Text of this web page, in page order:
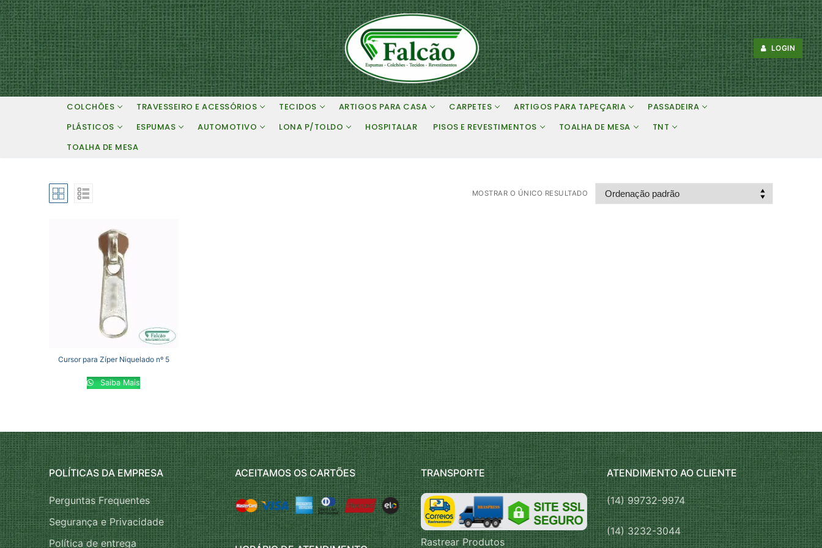
Pular
para
o
conteúdo
LOGIN
COLCHÕES TRAVESSEIRO E ACESSÓRIOS TECIDOS ARTIGOS PARA CASA CARPETES ARTIGOS PARA TAPEÇARIA
PASSADEIRA
PLÁSTICOS
ESPUMAS AUTOMOTIVO LONA P/TOLDO HOSPITALAR PISOS E REVESTIMENTOS TOALHA DE MESA
TNT
TOALHA DE MESA
MOSTRAR O ÚNICO RESULTADO
Cursor para Zíper Niquelado nº 5
Saiba Mais
POLÍTICAS DA EMPRESA
Perguntas Frequentes
Segurança e Privacidade
Política de entrega
ACEITAMOS OS CARTÕES TRANSPORTE
Rastrear Produtos
ATENDIMENTO AO CLIENTE
(14) 99732-9974
(14) 3232-3044